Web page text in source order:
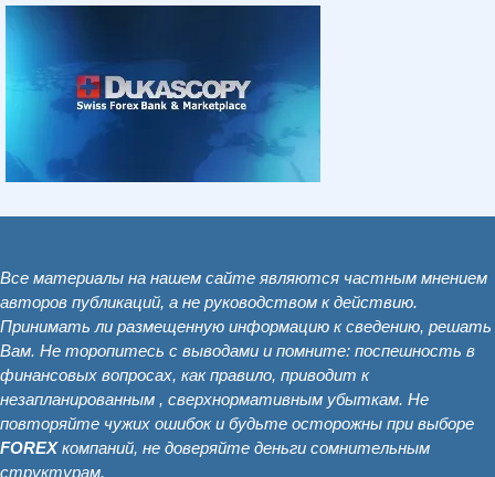
Все материалы на нашем сайте являются частным мнением
авторов публикаций, а не руководством к действию.
Принимать ли размещенную информацию к сведению, решать
Вам. Не торопитесь с выводами и помните: поспешность в
финансовых вопросах, как правило, приводит к
незапланированным , сверхнормативным убыткам. Не
повторяйте чужих ошибок и будьте осторожны при выборе
FOREXкомпаний, не доверяйте деньги сомнительным
структурам.